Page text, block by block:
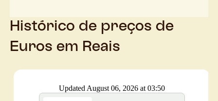
Histórico de preços de
Euros em Reais